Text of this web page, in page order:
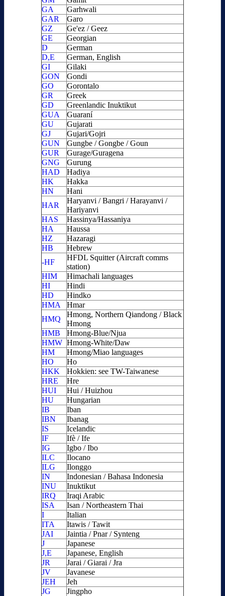
GA
Garhwali
GAR
Garo
GZ
Ge'ez / Geez
GE
Georgian
D
German
D,E
German, English
GI
Gilaki
GON
Gondi
GO
Gorontalo
GR
Greek
GD
Greenlandic Inuktikut
GUA
Guaraní
GU
Gujarati
GJ
Gujari/Gojri
GUN
Gungbe / Gongbe / Goun
GUR
Gurage/Guragena
GNG
Gurung
HAD
Hadiya
HK
Hakka
HN
Hani
HAR
Haryanvi / Bangri / Harayanvi /
Hariyanvi
HAS
Hassinya/Hassaniya
HA
Haussa
HZ
Hazaragi
HB
Hebrew
-HF
HFDL Squitter (Aircraft comms
station)
HIM
Himachali languages
HI
Hindi
HD
Hindko
HMA
Hmar
HMQ
Hmong, Northern Qiandong / Black
Hmong
HMB
Hmong-Blue/Njua
HMW Hmong-White/Daw
HM
Hmong/Miao languages
HO
Ho
HKK
Hokkien: see TW-Taiwanese
HRE
Hre
HUI
Hui / Huizhou
HU
Hungarian
IB
Iban
IBN
Ibanag
IS
Icelandic
IF
Ifè / Ife
IG
Igbo / Ibo
ILC
Ilocano
ILG
Ilonggo
IN
Indonesian / Bahasa Indonesia
INU
Inuktikut
IRQ
Iraqi Arabic
ISA
Isan / Northeastern Thai
I
Italian
ITA
Itawis / Tawit
JAI
Jaintia / Pnar / Synteng
J
Japanese
J,E
Japanese, English
JR
Jarai / Giarai / Jra
JV
Javanese
JEH
Jeh
JG
Jingpho